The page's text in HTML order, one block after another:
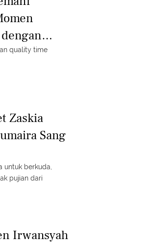
quality time
Zaskia
Sang
untuk berkuda,
pujian dari
Irwansyah